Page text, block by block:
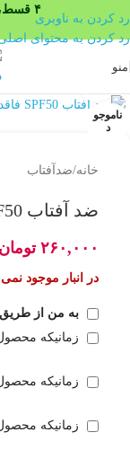
۴ قسط، بدون کارمزد
رد کردن به ناوبری
رد کردن به محتوای
منو
ناموجو
د
بزرگنمایی
خانه/ضدآفتاب
ضد آفتاب SPF50 فاقد چربی اسکین وان
۲۶۰,۰۰۰ تومان
در انبار موجود
به من از طریق
زمانیکه
زمانیکه
زمانیکه